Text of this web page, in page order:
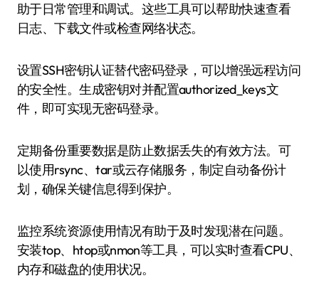
助于日常管理和调试。这些工具可以帮助快速查看
日志、下载文件或检查网络状态。
设置SSH密钥认证替代密码登录，可以增强远程访问
的安全性。生成密钥对并配置authorized_keys文
件，即可实现无密码登录。
定期备份重要数据是防止数据丢失的有效方法。可
以使用rsync、tar或云存储服务，制定自动备份计
划，确保关键信息得到保护。
监控系统资源使用情况有助于及时发现潜在问题。
安装top、htop或nmon等工具，可以实时查看CPU、
内存和磁盘的使用状况。